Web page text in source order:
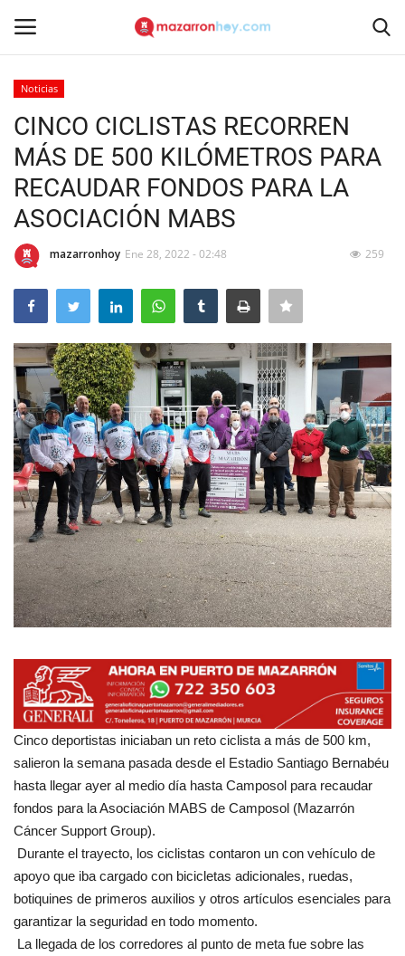
Inicio
Contacto
Noticias
Mazarrón Hoy
Entrevistas
Reportajes
Empresas
Mapa de Mazarrón
Vídeos
Galerías
Contacto
Empresas
Noticias
CINCO CICLISTAS RECORREN
MÁS DE 500 KILÓMETROS PARA
RECAUDAR FONDOS PARA LA
ASOCIACIÓN MABS
mazarronhoy Ene 28, 2022 - 02:48 259
Cinco deportistas iniciaban un reto ciclista a más de 500 km,
salieron la semana pasada desde el Estadio Santiago Bernabéu
hasta llegar ayer al medio día hasta Camposol para recaudar
fondos para la Asociación MABS de Camposol (Mazarrón
Cáncer Support Group).
Durante el trayecto, los ciclistas contaron un con vehículo de
apoyo que iba cargado con bicicletas adicionales, ruedas,
botiquines de primeros auxilios y otros artículos esenciales para
garantizar la seguridad en todo momento.
La llegada de los corredores al punto de meta fue sobre las